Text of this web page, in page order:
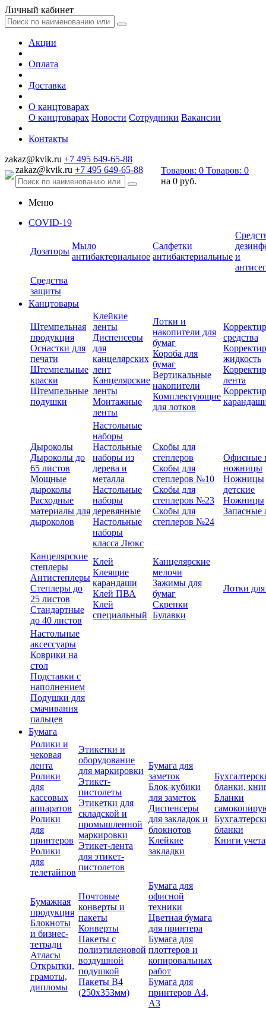
Личный кабинет
Акции
Оплата
Доставка
О канцтоварах
О канцтоварах Новости Сотрудники Вакансии
Контакты
zakaz@kvik.ru +7 495 649-65-88
zakaz@kvik.ru +7 495 649-65-88 Товаров: 0 Товаров: 0
на 0 руб.
Меню
COVID-19
Дозаторы
Мыло
антибактериальное
Салфетки
антибактериальные и
Средства
защиты
Канцтовары
Штемпельная
продукция
Оснастки для
печати
Штемпельные
краски
Штемпельные
подушки
Клейкие
ленты
Диспенсеры
для
канцелярских
лент
Канцелярские
ленты
Монтажные
ленты
Лотки и
накопители для
бумаг
Короба для
бумаг
Вертикальные
накопители
Комплектующие
для лотков
средства
жидкость
лента
Дыроколы
Дыроколы до
65 листов
Мощные
дыроколы
Расходные
материалы для
дыроколов
Настольные
наборы
Настольные
наборы из
дерева и
металла
Настольные
наборы
деревянные
Настольные
наборы
класса Люкс
Скобы для
степлеров
Скобы для
степлеров №10
Скобы для
степлеров №23
Скобы для
степлеров №24
Офисные
ножницы
Ножницы
детские
Ножницы
Запасные
Канцелярские
степлеры
Антистеплеры
Степлеры до
25 листов
Стандартные
до 40 листов
Клей
Клеящие
карандаши
Клей ПВА
Клей
специальный
Канцелярские
мелочи
Зажимы для
бумаг
Скрепки
Булавки
Лотки
Настольные
аксессуары
Коврики на
стол
Подставки с
наполнением
Подушки для
смачивания
пальцев
Бумага
Ролики и
чековая
лента
Ролики
для
кассовых
аппаратов
Ролики
для
принтеров
Ролики
для
телетайпов
Этикетки и
оборудование
для маркировки
Этикет-
пистолеты
Этикетки для
складской и
промышленной
маркировки
Этикет-лента
для этикет-
пистолетов
Бумага для
заметок
Блок-кубики
для заметок
Диспенсеры
для закладок и
блокнотов
Клейкие
закладки
бланки,
Бланки
бланки
Книги учета
Бумажная
продукция
Блокноты
и бизнес-
тетради
Атласы
Открытки,
грамоты,
дипломы
Почтовые
конверты и
пакеты
Конверты
Пакеты с
полиэтиленовой
воздушной
подушкой
Пакеты В4
(250х353мм)
Бумага для
офисной
техники
Цветная бумага
для принтера
Бумага для
плоттеров и
копировальных
работ
Бумага для
принтеров А4,
А3